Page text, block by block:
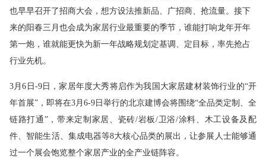
也早早召开了招商大会，想方设法推新品、广招商、抢流量。接下
来的阳春三月也会成为家居行业最重要的季节，谁能打响龙年开年
第一炮，谁就能更快为新一年战略规划定基调、定目标，率先抢占
行业先机。
3月6日-9日，家居年度大秀将启作为我国大家居建材装饰行业的“开
年首展”，即将在3月6-9日举行的北京建博会将围绕“全品类定制、全
链路打通”，带来定制家居、瓷砖/岩板/卫浴/涂料、木工设备及配
件、智能生活、集成电器等8大核心品类的展出，让参展人士能够通
过一个展会饱览整个家居产业的全产业链阵容。